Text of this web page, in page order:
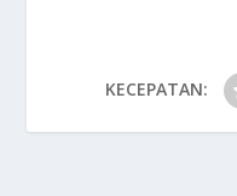
KECEPATAN: